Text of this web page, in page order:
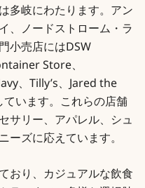
多岐にわたります。アン
、ノードストローム・ラ
小売店にはDSW
Store、
、Tilly’s、Jared the
います。これらの店舗
サリー、アパレル、シュ
ズに応えています。
おり、カジュアルな飲食